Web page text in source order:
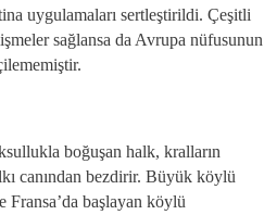
uygulamaları sertleştirildi. Çeşitli
sağlansa da Avrupa nüfusunun
boğuşan halk, kralların
canından bezdirir. Büyük köylü
Fransa’da başlayan köylü